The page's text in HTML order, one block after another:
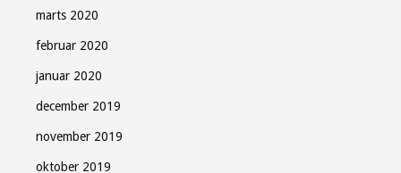
marts 2020
februar 2020
januar 2020
december 2019
november 2019
oktober 2019